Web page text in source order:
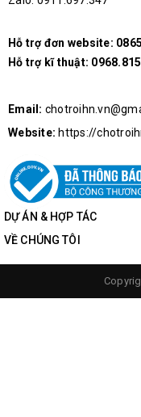
Hỗ trợ đơn website:
Hỗ trợ kĩ thuật:
Email:
Website: https://
DỰ ÁN & HỢP TÁC
VỀ CHÚNG TÔI